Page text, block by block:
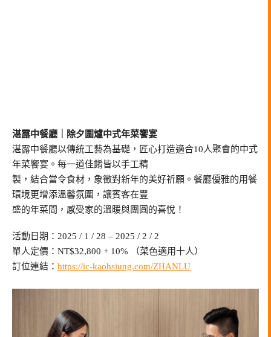
湛露中餐廳｜除夕圍爐中式年菜饗宴
湛露中餐廳以傳統工藝為基礎，匠心打造適合10人聚會的中式
年菜饗宴。每一道佳餚皆以手工精
製，結合當令食材，象徵對新年的美好祈願。餐廳優雅的用餐
環境更增添溫馨氛圍，讓賓客在豐
盛的年菜間，感受家的溫暖與團圓的喜悅！
活動日期：2025 / 1 / 28 – 2025 / 2 / 2
單人定價：NT$32,800 + 10% （菜色適用十人）
訂位連結： https://ic-kaohsiung.com/ZHANLU